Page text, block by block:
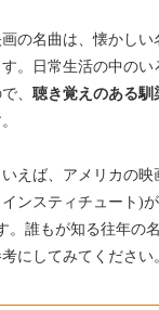
の名曲は、懐かし
。日常生活の中の
、 聴き覚えのある馴
えば、アメリカの
ンスティチュート)
。誰もが知る往年の
にしてみてください